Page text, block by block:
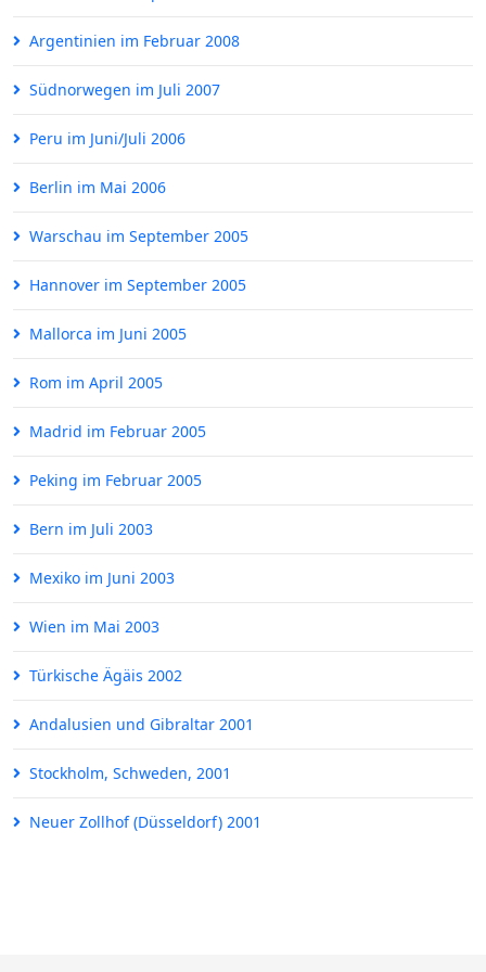
Argentinien im Februar 2008
Südnorwegen im Juli 2007
Peru im Juni/Juli 2006
Berlin im Mai 2006
Warschau im September 2005
Hannover im September 2005
Mallorca im Juni 2005
Rom im April 2005
Madrid im Februar 2005
Peking im Februar 2005
Bern im Juli 2003
Mexiko im Juni 2003
Wien im Mai 2003
Türkische Ägäis 2002
Andalusien und Gibraltar 2001
Stockholm, Schweden, 2001
Neuer Zollhof (Düsseldorf) 2001